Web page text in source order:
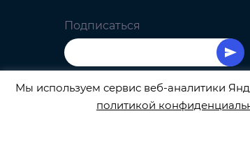
Подписаться
ОФИЦИАЛЬНЫЙ ОПЕРАТОР
Мы используем сервис веб-аналитики
политикой